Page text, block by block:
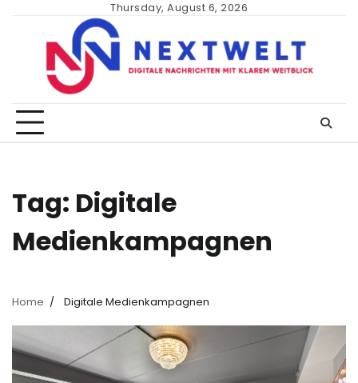
content
Thursday, August 6, 2026
Tag: Digitale
Medienkampagnen
Home Digitale Medienkampagnen